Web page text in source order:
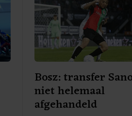
Bosz: transfer
niet helemaal
afgehandeld